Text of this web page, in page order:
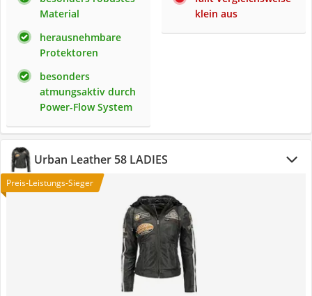
Material
herausnehmbare
Protektoren
besonders
atmungsaktiv durch
Power-Flow System
klein aus
Urban Leather 58 LADIES
Preis-Leistungs-Sieger